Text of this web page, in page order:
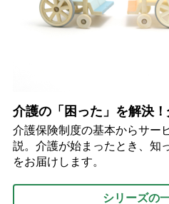
介護の「困った」を解決
介護保険制度の基本からサー
説。介護が始まったとき、知
をお届けします。
シリーズの